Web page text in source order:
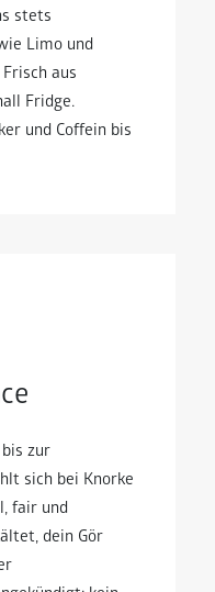
stets
Limo und
aus
Fridge.
und Coffein bis
zur
sich bei Knorke
fair und
dein Gör